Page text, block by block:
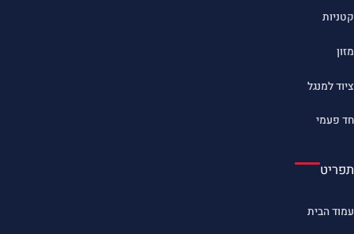
קטניות
מזון
ציוד למנגל
חד פעמי
תפריט
עמוד הבית